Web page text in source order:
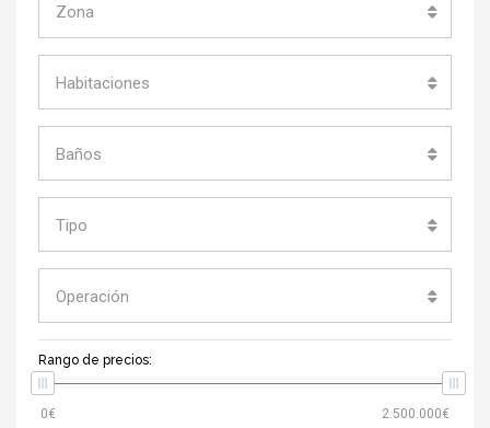
Zona
Habitaciones
Baños
Tipo
Operación
Rango de precios: